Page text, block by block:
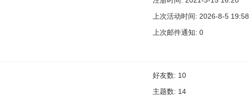
上次活动时间: 2026-8-5 19:58
上次邮件通知: 0
好友数: 10
主题数: 14